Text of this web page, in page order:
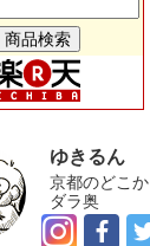
ゆきるん
京都のどこか
ダラ奥